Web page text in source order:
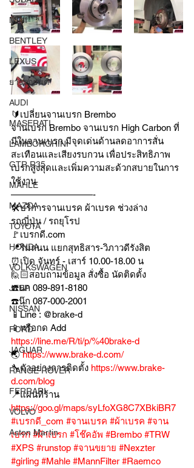
MINI
BENTLEY
LEXUS
ยางรถยนต์
AUDI
MASERATI
LAMBORGHINI
GTR R35
MAHLE
MAZDA
TOYOTA
HONDA
VOLKSWAGEN
JEEP
NISSAN
FORD
JAGUAR
RANGE ROVER
FERRARI
VOLVO
Aston Martin
🔰เปลี่ยนจานเบรก Brembo
จานเบรก Brembo จานเบรก High Carbon ที่
มีในจานเบรก มีจุดเด่นด้านลดอาการสั่น
สะเทือนและเสียงรบกวน เพื่อประสิทธิภาพ
เบรกสูงสุดและเพิ่มความสะด้วกสบายในการ
ใช้งาน
—————————-
🛠บริการจานเบรค ผ้าเบรค ช่วงล่าง
รถญี่ปุ่น / รถยุโรป
🚩เบรกดี.com
📍ริมถนน แยกสุทธิสาร-วิภาวดีรังสิต
⏰เปิด จันทร์ - เสาร์ 10.00-18.00 น
🙋🏻สอบถามข้อมูล สั่งซื้อ นัดติดตั้ง
☎️นก 089-891-8180
☎️นุ๊ก 087-000-2001
📱Line : @brake-d
📱หรือกด Add
https://line.me/R/ti/p/%40brake-d
🌏 https://www.brake-d.com/
🔧ตัวอย่างการติดตั้ง https://www.brake-
d.com/blog
📍แผนที่ร้าน
https://goo.gl/maps/syLfoXG8C7XBkiBR7
#เบรกดี_com #จานเบรค #ผ้าเบรค #จาน
เบรก #ผ้าเบรก #โช๊คอัพ #Brembo #TRW
#XPS #runstop #จานขยาย #Nexzter
#girling #Mahle #MannFilter #Raemco